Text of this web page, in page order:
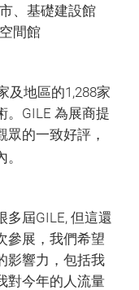
、基礎建設館
間館
及地區的1,288家
。GILE 為展商提
的一致好評，
多屆GILE, 但這還
參展，我們希望
影響力，包括我
對今年的人流量